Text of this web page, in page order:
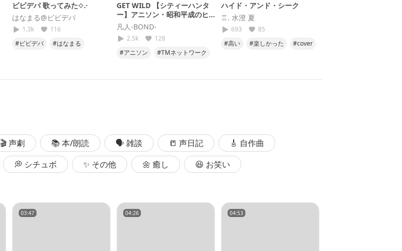
ビビデバ 歌ってみた⟡.·
はなまる@ビビデバ
1.3k
116
#ビビデバ
#はなまる
GET WILD 【シティーハンタ
ー】アニソン・昭和平成のヒ
ット曲歌ってみた！
凡人-BOND-
2.5k
128
#アニソン
#TMネットワーク
ハイド・アンド・シーク
♖. 水澄 夏
693
85
#高い
#楽しかった
#cover
🎬 声劇 📚 本/朗読 🗣 雑談 📒 声日記
🎸 自作曲
💭 シチュボ ✨ その他 🌼 癒し
😆 お笑い
03:47 04:26 04:53